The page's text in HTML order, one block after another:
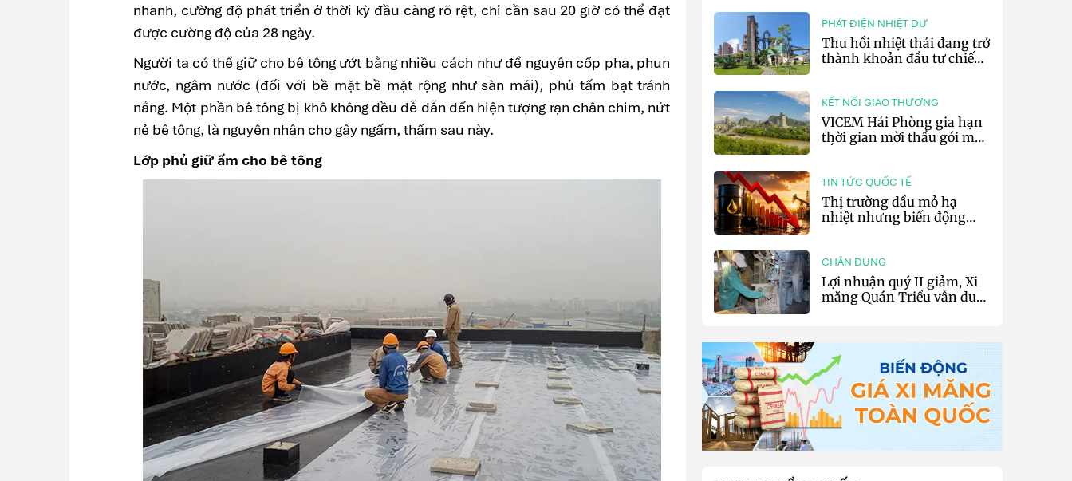
nhanh, cường độ phát triển ở thời kỳ đầu càng rõ rệt, chỉ cần sau 20 giờ có thể đạt
được cường độ của 28 ngày.
Người ta có thể giữ cho bê tông ướt bằng nhiều cách như để nguyên cốp pha, phun
nước, ngâm nước (đối với bề mặt bề mặt rộng như sàn mái), phủ tấm bạt tránh
nắng. Một phần bê tông bị khô không đều dễ dẫn đến hiện tượng rạn chân chim, nứt
nẻ bê tông, là nguyên nhân cho gây ngấm, thấm sau này.
Lớp phủ giữ ẩm cho bê tông
PHÁT ĐIỆN NHIỆT DƯ
Thu hồi nhiệt thải đang trở
thành khoản đầu tư chiến
KẾT NỐI GIAO THƯƠNG
VICEM Hải Phòng gia hạn
thời gian mời thầu gói mua
TIN TỨC QUỐC TẾ
Thị trường dầu mỏ hạ
nhiệt nhưng biến động
CHÂN DUNG
Lợi nhuận quý II giảm, Xi
măng Quán Triều vẫn duy